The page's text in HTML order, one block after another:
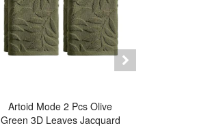
Artoid Mode 2 Pcs Olive
Green 3D Leaves Jacquard